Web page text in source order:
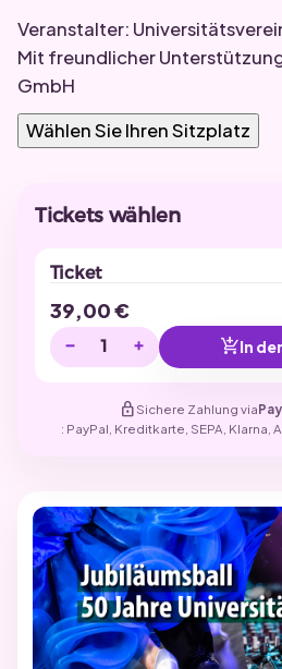
Veranstalter:
Mit freundlicher
GmbH
Wählen Sie Ihren Sitzplatz
Tickets wählen
Ticket
39,00€
− + add_shopping_cartIn
lock Sichere Zahlung via
: PayPal, Kreditkarte, SEPA, Klarna,